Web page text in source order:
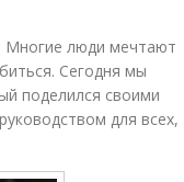
Многие люди мечтают
Сегодня мы
поделился своими
для всех,